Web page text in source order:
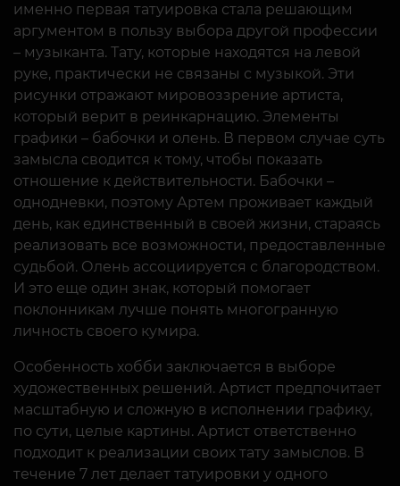
именно первая татуировка стала решающим
аргументом в пользу выбора другой профессии
– музыканта. Тату, которые находятся на левой
руке, практически не связаны с музыкой. Эти
рисунки отражают мировоззрение артиста,
который верит в реинкарнацию. Элементы
графики – бабочки и олень. В первом случае суть
замысла сводится к тому, чтобы показать
отношение к действительности. Бабочки –
однодневки, поэтому Артем проживает каждый
день, как единственный в своей жизни, стараясь
реализовать все возможности, предоставленные
судьбой. Олень ассоциируется с благородством.
И это еще один знак, который помогает
поклонникам лучше понять многогранную
личность своего кумира.
Особенность хобби заключается в выборе
художественных решений. Артист предпочитает
масштабную и сложную в исполнении графику,
по сути, целые картины. Артист ответственно
подходит к реализации своих тату замыслов. В
течение 7 лет делает татуировки у одного